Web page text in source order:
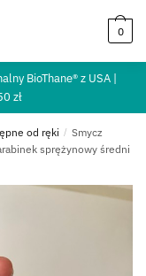
0
BioThane® z USA |
zł
od ręki / Smycz
sprężynowy średni